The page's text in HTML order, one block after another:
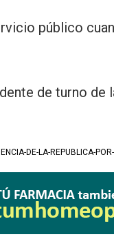
público
de turno de
DE-LA-REPUBLICA-